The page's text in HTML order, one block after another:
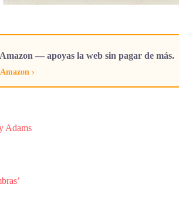
— apoyas la web sin pagar de más.
›
Adams